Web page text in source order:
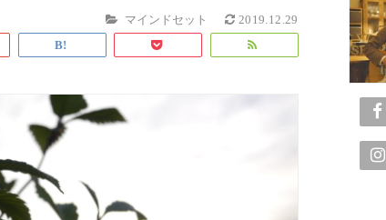
マインドセット 2019.12.29